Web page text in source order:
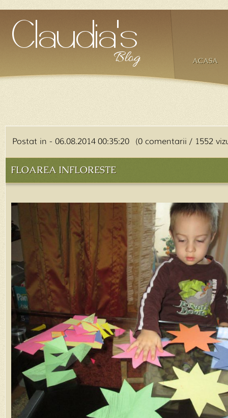
ACASA
Postat in - 06.08.2014 00:35:20 (0 comentarii / 1552
FLOAREA INFLORESTE